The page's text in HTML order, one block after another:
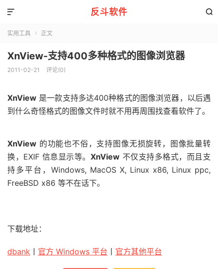
反斗软件 

实用工具  正文
XnView-支持400多种格式的图像浏览器
2011-02-21 评论(0)
XnView 是一款支持多达400种格式的图像浏览器，以后遇
到什么奇怪格式的图像文件时就不用再周围找查看软件了。
XnView 的功能也不俗，支持图像无损旋转，图像批量转
换，EXIF 信息显示等。 XnView不仅支持多格式，而且支
持多平台，Windows, MacOS X, Linux x86, Linux ppc,
FreeBSD x86 等不在话下。
下载地址：
dbank 官方 Windows 平台 官方其他平台